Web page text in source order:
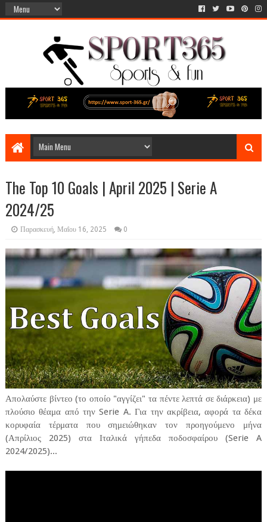
The Top 10 Goals | April 2025 | Serie A
2024/25
Παρασκευή, Μαΐου 16, 2025 0
Απολαύστε βίντεο (το οποίο "αγγίζει" τα πέντε λεπτά σε διάρκεια) με
πλούσιο θέαμα από την Serie A. Για την ακρίβεια, αφορά τα δέκα
κορυφαία τέρματα που σημειώθηκαν τον προηγούμενο μήνα
(Απρίλιος 2025) στα Ιταλικά γήπεδα ποδοσφαίρου (Serie A
2024/2025)...